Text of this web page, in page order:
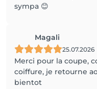
sympa 😊
Magali
25.07.2026
Merci pour la coupe,
coiffure, je retourne
bientot